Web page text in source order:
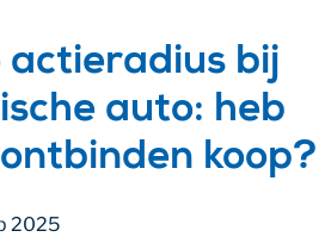
actieradius bij
auto: heb
koop?
2025